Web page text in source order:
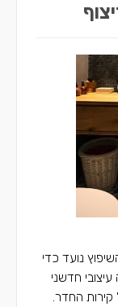
נועד כדי
חדשני
החדר.